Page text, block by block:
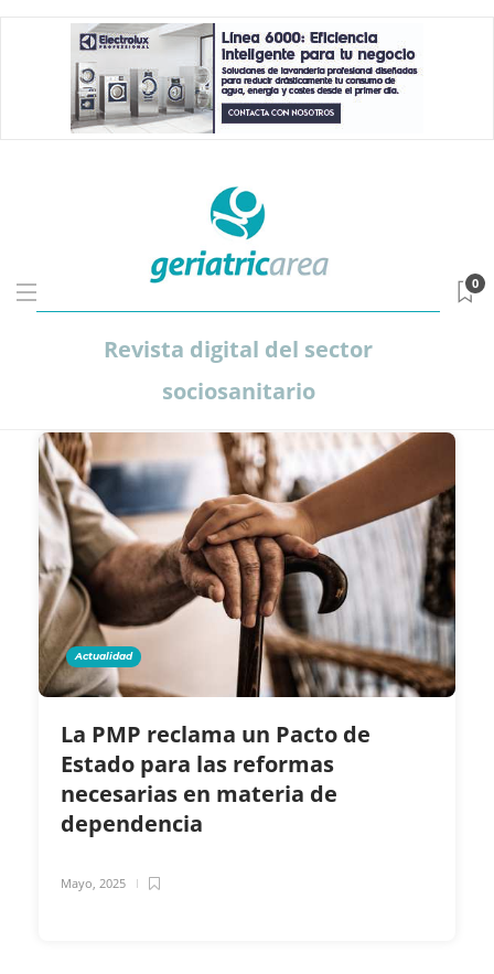
Revista digital del sector
sociosanitario
0
Actualidad
La PMP reclama un Pacto de
Estado para las reformas
necesarias en materia de
dependencia
Mayo, 2025